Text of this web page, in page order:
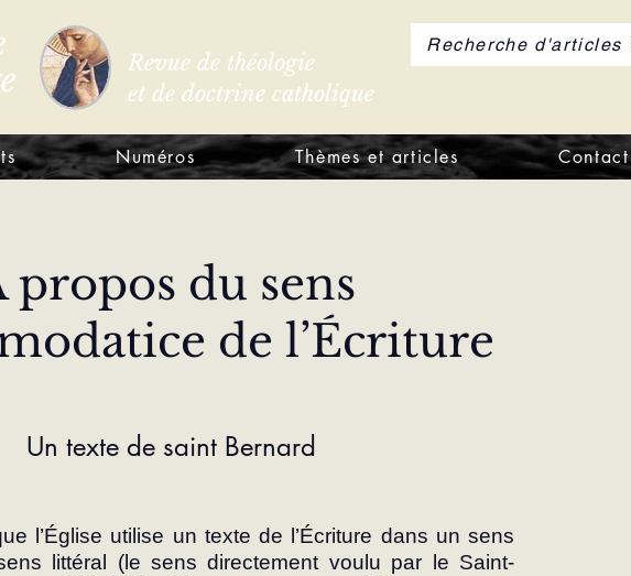
Revue de théologie
et de doctrine catholique
Recherche d'articles
Numéros Thèmes et articles Contact
propos du sens
de l’Écriture
Un texte de saint Bernard
l’Église utilise un texte de l’Écriture dans un sens
littéral (le sens directement voulu par le Saint-